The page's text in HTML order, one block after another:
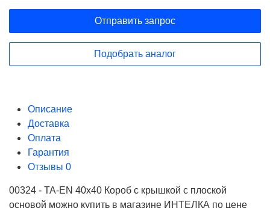
Отправить запрос
Подобрать аналог
Описание
Доставка
Оплата
Гарантия
Отзывы 0
00324 - TA-EN 40x40 Короб с крышкой с плоской
основой можно купить в магазине ИНТЕЛКА по цене